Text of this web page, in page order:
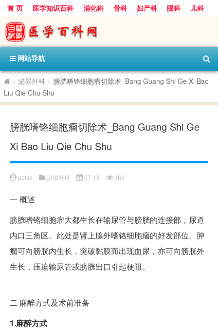
首 页 医学知识百科 消化科 骨科 妇产科 眼科
儿科
心血管病科
呼吸科 神经科
内分泌科
口腔科
网站导航
> 泌尿外科 > 膀胱嗜铬细胞瘤切除术_Bang Guang Shi Ge Xi Bao
Liu Qie Chu Shu
膀胱嗜铬细胞瘤切除术_Bang Guang Shi Ge
Xi Bao Liu Qie Chu Shu
pptsd 泌尿外科 07-18 363
一 概述
膀胱嗜铬细胞瘤大都生长在输尿管与膀胱的连接部，尿道
内口三角区。此处是肾上腺外嗜铬细胞瘤的好发部位。肿
瘤可向膀胱内生长，突破黏膜而出现血尿，亦可向膀胱外
生长，压迫输尿管或膀胱出口引起梗阻。
二 麻醉方式及术前准备
1.麻醉方式